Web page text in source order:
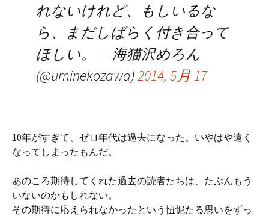
れないけれど、もしいるな
ら、まだしばらく付き合って
ほしい。 — 海猫沢めろん
(@uminekozawa)2014, 5月 17
10年がすぎて、ゼロ年代は過去になった。いやはや遠く
なってしまったもんだ。
あのころ期待してくれた過去の読者たちは、たぶんもう
いないのかもしれない。
その期待に応えられなかったという忸怩たる思いをずっ